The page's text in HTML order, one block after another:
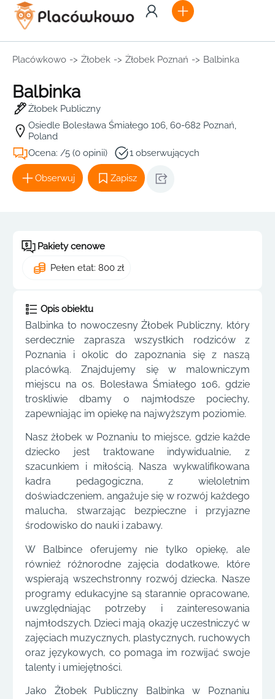
Placówkowo -> Żłobek -> Żłobek Poznań -> Balbinka
Balbinka
Żłobek Publiczny
Osiedle Bolesława Śmiałego 106, 60-682 Poznań,
Poland
Ocena: /5 (0 opinii)
1 obserwujących
Obserwuj Zapisz
Pakiety cenowe
Pełen etat: 800 zł
Opis obiektu
Balbinka to nowoczesny Żłobek Publiczny, który
serdecznie zaprasza wszystkich rodziców z
Poznania i okolic do zapoznania się z naszą
placówką. Znajdujemy się w malowniczym
miejscu na os. Bolesława Śmiałego 106, gdzie
troskliwie dbamy o najmłodsze pociechy,
zapewniając im opiekę na najwyższym poziomie.
Nasz żłobek w Poznaniu to miejsce, gdzie każde
dziecko jest traktowane indywidualnie, z
szacunkiem i miłością. Nasza wykwalifikowana
kadra pedagogiczna, z wieloletnim
doświadczeniem, angażuje się w rozwój każdego
malucha, stwarzając bezpieczne i przyjazne
środowisko do nauki i zabawy.
W Balbince oferujemy nie tylko opiekę, ale
również różnorodne zajęcia dodatkowe, które
wspierają wszechstronny rozwój dziecka. Nasze
programy edukacyjne są starannie opracowane,
uwzględniając potrzeby i zainteresowania
najmłodszych. Dzieci mają okazję uczestniczyć w
zajęciach muzycznych, plastycznych, ruchowych
oraz językowych, co pomaga im rozwijać swoje
talenty i umiejętności.
Jako Żłobek Publiczny Balbinka w Poznaniu